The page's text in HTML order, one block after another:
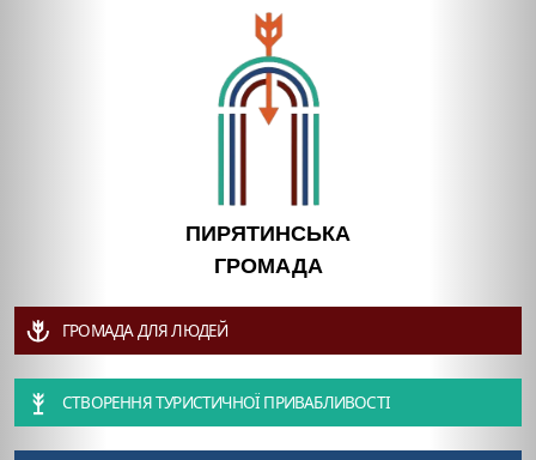
ПИРЯТИНСЬКА
ГРОМАДА
ГРОМАДА ДЛЯ ЛЮДЕЙ
СТВОРЕННЯ ТУРИСТИЧНОЇ ПРИВАБЛИВОСТІ